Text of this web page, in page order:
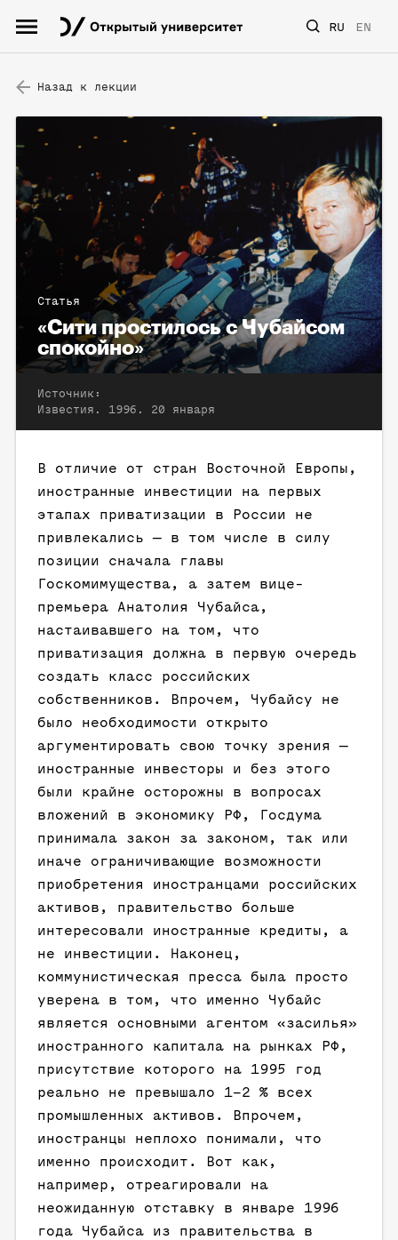
RU EN
Назад к лекции
Статья
«Сити простилось с Чубайсом
спокойно»
Источник:
Известия. 1996. 20 января
В отличие от стран Восточной Европы,
иностранные инвестиции на первых
этапах приватизации в России не
привлекались — в том числе в силу
позиции сначала главы
Госкомимущества, а затем вице-
премьера Анатолия Чубайса,
настаивавшего на том, что
приватизация должна в первую очередь
создать класс российских
собственников. Впрочем, Чубайсу не
было необходимости открыто
аргументировать свою точку зрения —
иностранные инвесторы и без этого
были крайне осторожны в вопросах
вложений в экономику РФ, Госдума
принимала закон за законом, так или
иначе ограничивающие возможности
приобретения иностранцами российских
активов, правительство больше
интересовали иностранные кредиты, а
не инвестиции. Наконец,
коммунистическая пресса была просто
уверена в том, что именно Чубайс
является основными агентом «засилья»
иностранного капитала на рынках РФ,
присутствие которого на 1995 год
реально не превышало 1–2 % всех
промышленных активов. Впрочем,
иностранцы неплохо понимали, что
именно происходит. Вот как,
например, отреагировали на
неожиданную отставку в январе 1996
года Чубайса из правительства в